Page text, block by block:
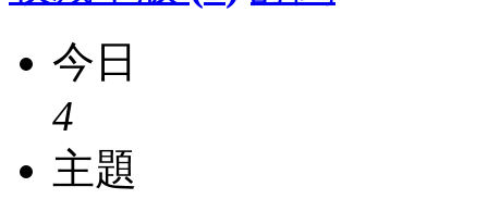
今日
4
主題